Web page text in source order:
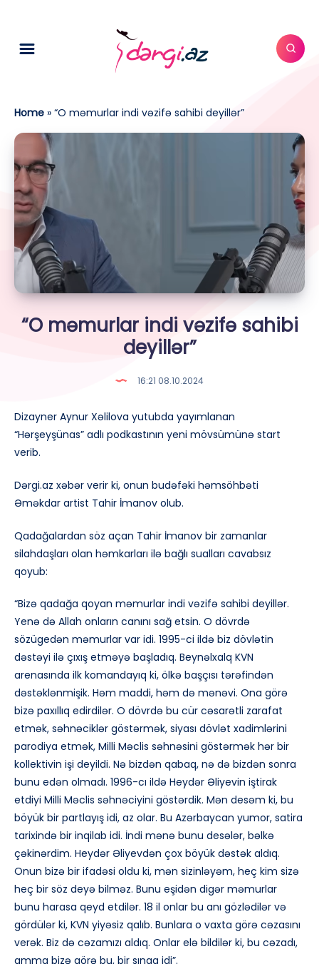
Home » “O məmurlar indi vəzifə sahibi deyillər”
“O məmurlar indi vəzifə sahibi
deyillər”
16:21 08.10.2024
Dizayner Aynur Xəlilova yutubda yayımlanan
“Hərşeyşünas” adlı podkastının yeni mövsümünə start
verib.
Dərgi.az xəbər verir ki, onun budəfəki həmsöhbəti
Əməkdar artist Tahir İmanov olub.
Qadağalardan söz açan Tahir İmanov bir zamanlar
silahdaşları olan həmkarları ilə bağlı sualları cavabsız
qoyub:
“Bizə qadağa qoyan məmurlar indi vəzifə sahibi deyillər.
Yenə də Allah onların canını sağ etsin. O dövrdə
sözügedən məmurlar var idi. 1995-ci ildə biz dövlətin
dəstəyi ilə çıxış etməyə başladıq. Beynəlxalq KVN
arenasında ilk komandayıq ki, ölkə başçısı tərəfindən
dəstəklənmişik. Həm maddi, həm də mənəvi. Ona görə
bizə paxıllıq edirdilər. O dövrdə bu cür cəsarətli zarafat
etmək, səhnəciklər göstərmək, siyası dövlət xadimlərini
parodiya etmək, Milli Məclis səhnəsini göstərmək hər bir
kollektivin işi deyildi. Nə bizdən qabaq, nə də bizdən sonra
bunu edən olmadı. 1996-cı ildə Heydər Əliyevin iştirak
etdiyi Milli Məclis səhnəciyini göstərdik. Mən desəm ki, bu
böyük bir partlayış idi, az olar. Bu Azərbaycan yumor, satira
tarixində bir inqilab idi. İndi mənə bunu desələr, bəlkə
çəkinərdim. Heydər Əliyevdən çox böyük dəstək aldıq.
Onun bizə bir ifadəsi oldu ki, mən sizinləyəm, heç kim sizə
heç bir söz deyə bilməz. Bunu eşidən digər məmurlar
bunu harasa qeyd etdilər. 18 il onlar bu anı gözlədilər və
gördülər ki, KVN yiyəsiz qalıb. Bunlara o vaxta görə cəzasını
verək. Biz də cəzamızı aldıq. Onlar elə bildilər ki, bu cəzadı,
amma bizə görə bu, bir sınaq idi”.